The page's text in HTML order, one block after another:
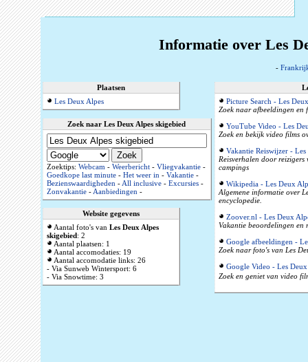
Informatie over Les
-
Plaatsen
Les Deux Alpes
Zoek naar Les Deux Alpes skigebied
Zoektips: Webcam- Weerbericht- Vliegvakantie-
Goedkope last minute- Het weer in- Vakantie-
Bezienswaardigheden-All inclusive- Excursies-
Zonvakantie-Aanbiedingen-
Website gegevens
Aantal foto's van Les Deux Alpes
skigebied: 2
Aantal plaatsen: 1
Aantal accomodaties: 19
Aantal accomodatie links: 26
- Via Sunweb Wintersport: 6
- Via Snowtime: 3
Picture Search - Les
Zoek naar afbeeldingen en
YouTube Video - Les
Zoek en bekijk video films
Vakantie Reiswijzer -
Reisverhalen door reizigers
campings
Wikipedia - Les Deux
Algemene informatie over
encyclopedie.
Zoover.nl - Les Deux
Vakantie beoordelingen en
Google afbeeldingen -
Zoek naar foto's van Les
Google Video - Les
Zoek en geniet van video